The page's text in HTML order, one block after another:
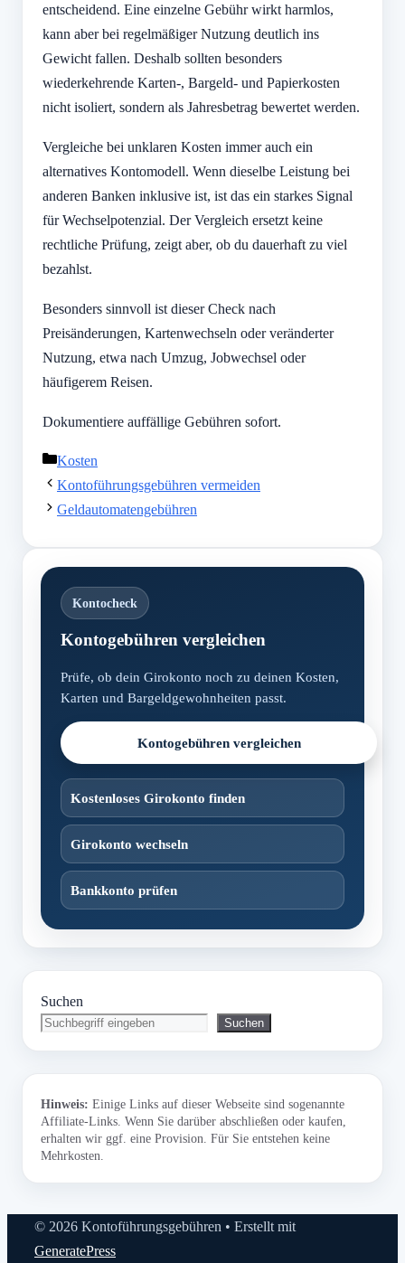
entscheidend. Eine einzelne Gebühr wirkt harmlos,
kann aber bei regelmäßiger Nutzung deutlich ins
Gewicht fallen. Deshalb sollten besonders
wiederkehrende Karten-, Bargeld- und Papierkosten
nicht isoliert, sondern als Jahresbetrag bewertet werden.
Vergleiche bei unklaren Kosten immer auch ein
alternatives Kontomodell. Wenn dieselbe Leistung bei
anderen Banken inklusive ist, ist das ein starkes Signal
für Wechselpotenzial. Der Vergleich ersetzt keine
rechtliche Prüfung, zeigt aber, ob du dauerhaft zu viel
bezahlst.
Besonders sinnvoll ist dieser Check nach
Preisänderungen, Kartenwechseln oder veränderter
Nutzung, etwa nach Umzug, Jobwechsel oder
häufigerem Reisen.
Dokumentiere auffällige Gebühren sofort.
Kategorien
Kosten
Kontoführungsgebühren vermeiden
Geldautomatengebühren
Kontocheck
Kontogebühren vergleichen
Prüfe, ob dein Girokonto noch zu deinen Kosten,
Karten und Bargeldgewohnheiten passt.
Kontogebühren vergleichen
Kostenloses Girokonto finden
Girokonto wechseln
Bankkonto prüfen
Suchen
Suchen
Hinweis: Einige Links auf dieser Webseite sind sogenannte
Affiliate-Links. Wenn Sie darüber abschließen oder kaufen,
erhalten wir ggf. eine Provision. Für Sie entstehen keine
Mehrkosten.
© 2026 Kontoführungsgebühren • Erstellt mit
GeneratePress